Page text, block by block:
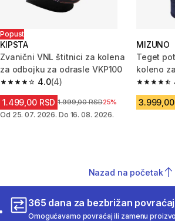
Popust
KIPSTA
Zvanični VNL štitnici za kolena
za odbojku za odrasle VKP100
4.0
4.0 od 5 zvezdica from 4 Recenzije
(4)
1.499,00 RSD Cena pre sniženja
1.999,00 RSD25%
Od 25. 07. 2026. Do 16. 08. 2026.
MIZUNO
Teget
koleno
4.6 od 5
3.999,00
Nazad na početak
365 dana za bezbrižan povraćaj
Omogućavamo povraćaj ili zamenu